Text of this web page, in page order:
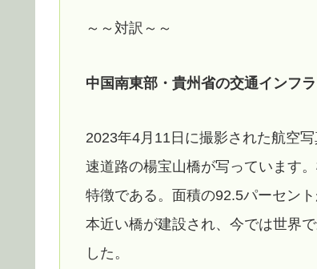
～～対訳～～
中国南東部・貴州省の交通インフラ
2023年4月11日に撮影された航空
速道路の楊宝山橋が写っています
特徴である。面積の92.5パーセン
本近い橋が建設され、今では世界
した。